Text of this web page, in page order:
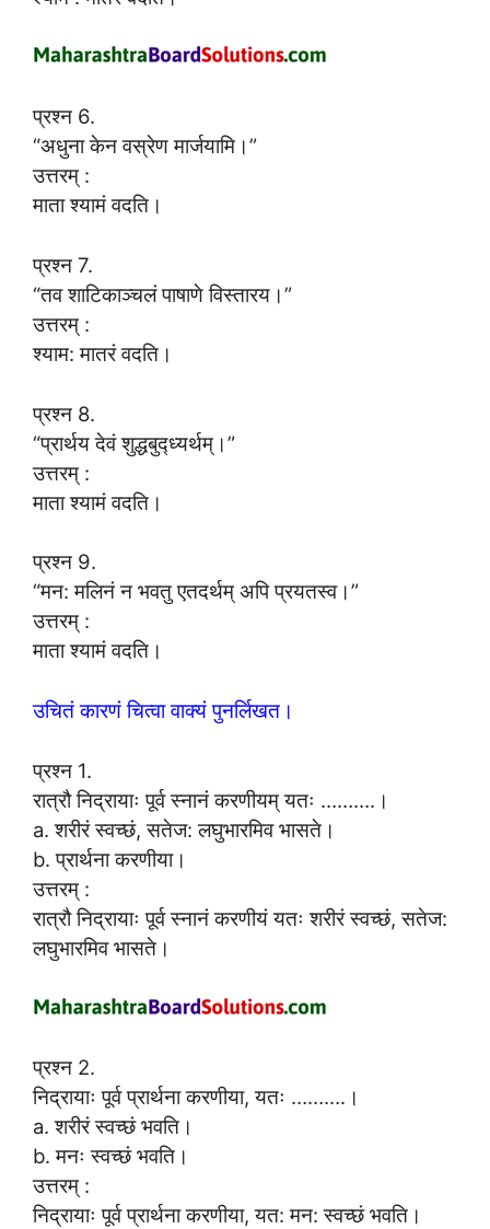
प्रश्न 6.
“अधुना केन वस्रेण मार्जयामि।”
उत्तरम् :
माता श्यामं वदति।
प्रश्न 7.
“तव शाटिकाञ्चलं पाषाणे विस्तारय।”
उत्तरम् :
श्याम: मातरं वदति।
प्रश्न 8.
“प्रार्थय देवं शुद्धबुद्ध्यर्थम्।”
उत्तरम् :
माता श्यामं वदति।
प्रश्न 9.
“मन: मलिनं न भवतु एतदर्थम् अपि प्रयतस्व।”
उत्तरम् :
माता श्यामं वदति।
उचितं कारणं चित्वा वाक्यं पुनर्लिखत।
प्रश्न 1.
रात्रौ निद्रायाः पूर्व स्नानं करणीयम् यतः ……….।
a. शरीरं स्वच्छं, सतेज: लघुभारमिव भासते।
b. प्रार्थना करणीया।
उत्तरम् :
रात्रौ निद्रायाः पूर्व स्नानं करणीयं यतः शरीरं स्वच्छं, सतेज:
लघुभारमिव भासते।
प्रश्न 2.
निद्रायाः पूर्व प्रार्थना करणीया, यतः ……….।
a. शरीरं स्वच्छं भवति।
b. मनः स्वच्छं भवति।
उत्तरम् :
निद्रायाः पूर्व प्रार्थना करणीया, यत: मन: स्वच्छं भवति।